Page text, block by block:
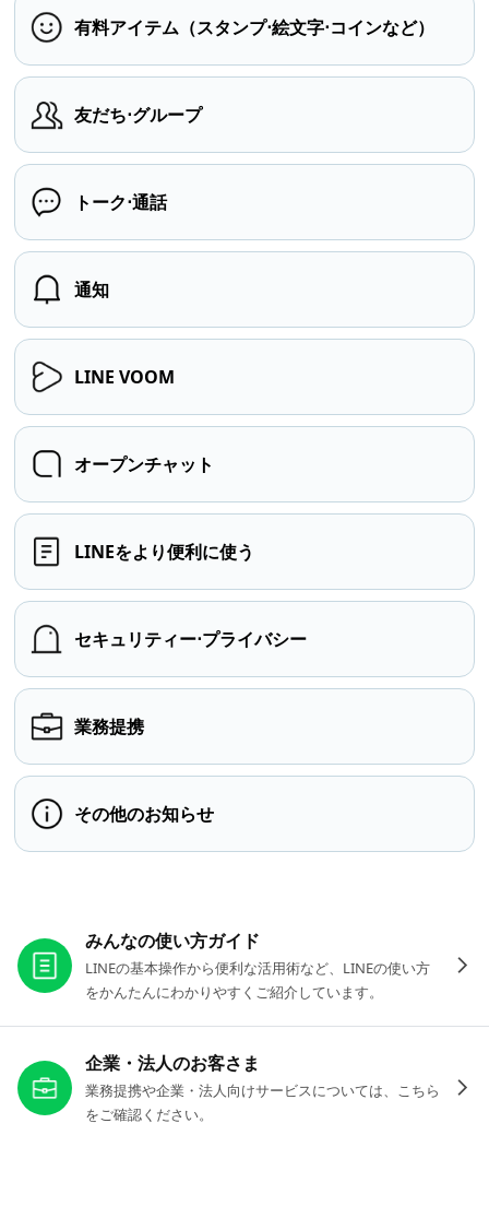
有料アイテム（スタンプ⋅絵文字⋅コインなど）
友だち⋅グループ
トーク⋅通話
通知
LINE VOOM
オープンチャット
LINEをより便利に使う
セキュリティー⋅プライバシー
業務提携
その他のお知らせ
みんなの使い方ガイド
LINEの基本操作から便利な活用術など、LINEの使い方
をかんたんにわかりやすくご紹介しています。
企業・法人のお客さま
業務提携や企業・法人向けサービスについては、こちら
をご確認ください。